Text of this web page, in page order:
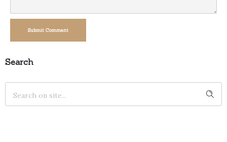
Submit Comment
Search